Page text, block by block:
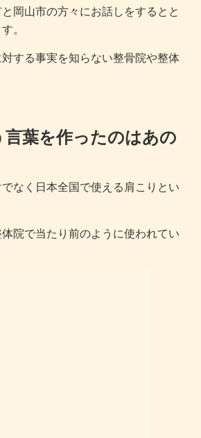
岡山市の方々にお話しをするとと
。
する事実を知らない整骨院や整体
言葉を作ったのはあの
なく日本全国で使える肩こりとい
院で当たり前のように使われてい